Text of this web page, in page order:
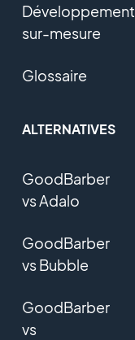
Développement
sur-mesure
Glossaire
ALTERNATIVES
GoodBarber
vs Adalo
GoodBarber
vs Bubble
GoodBarber
vs